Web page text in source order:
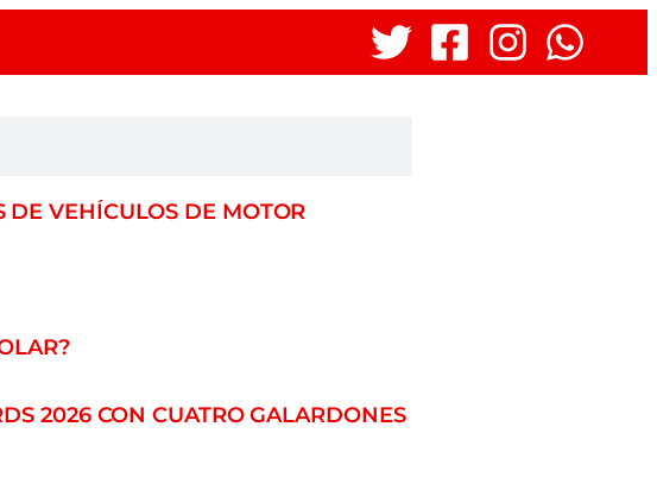
DE VEHÍCULOS DE MOTOR
2026 CON CUATRO GALARDONES